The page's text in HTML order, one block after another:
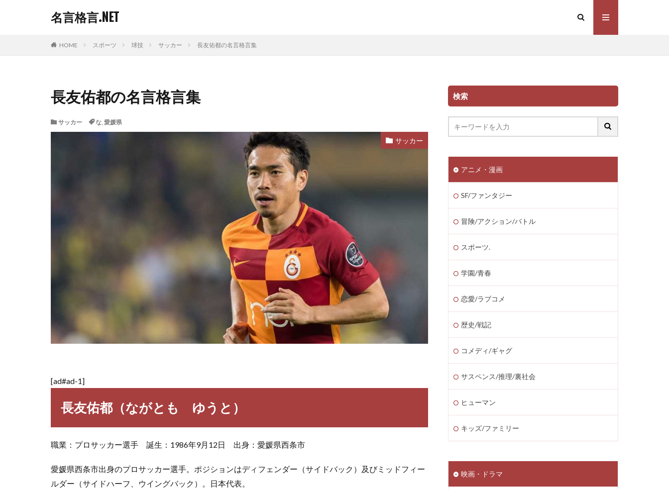
名言格言.NET
HOME スポーツ 球技 サッカー 長友佑都の名言格言集
長友佑都の名言格言集
サッカー な, 愛媛県
サッカー
[ad#ad-1]
長友佑都（ながとも ゆうと）
職業：プロサッカー選手 誕生：1986年9月12日 出身：愛媛県西条市
愛媛県西条市出身のプロサッカー選手。ポジションはディフェンダー（サイドバック）及びミッドフィー
ルダー（サイドハーフ、ウイングバック）。日本代表。
検索
アニメ・漫画
SF/ファンタジー
冒険/アクション/バトル
スポーツ.
学園/青春
恋愛/ラブコメ
歴史/戦記
コメディ/ギャグ
サスペンス/推理/裏社会
ヒューマン
キッズ/ファミリー
映画・ドラマ